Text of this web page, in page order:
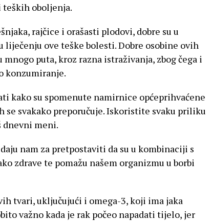
teških oboljenja.
rajčice i orašasti plodovi, dobre su u
liječenju ove teške bolesti. Dobre osobine ovih
puta, kroz razna istraživanja, zbog čega i
konzumiranje.
kako su spomenute namirnice općeprihvaćene
se svakako preporučuje. Iskoristite svaku priliku
dnevni meni.
nam za pretpostaviti da su u kombinaciji s
zdrave te pomažu našem organizmu u borbi
tvari, uključujući i omega-3, koji ima jaka
važno kada je rak počeo napadati tijelo, jer